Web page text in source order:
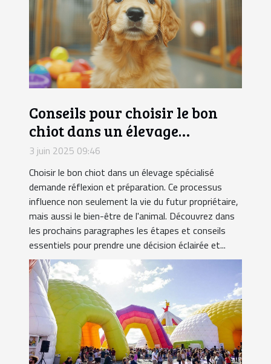
Conseils pour choisir le bon
chiot dans un élevage
spécialisé
3 juin 2025 09:46
Choisir le bon chiot dans un élevage spécialisé
demande réflexion et préparation. Ce processus
influence non seulement la vie du futur propriétaire,
mais aussi le bien-être de l'animal. Découvrez dans
les prochains paragraphes les étapes et conseils
essentiels pour prendre une décision éclairée et...